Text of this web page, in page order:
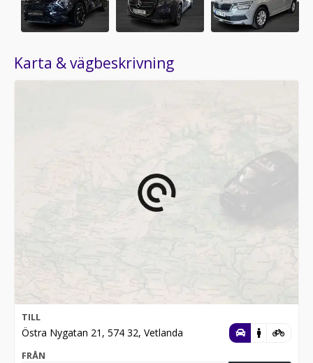
Karta & vägbeskrivning
TILL
Östra Nygatan 21, 574 32, Vetlanda
FRÅN